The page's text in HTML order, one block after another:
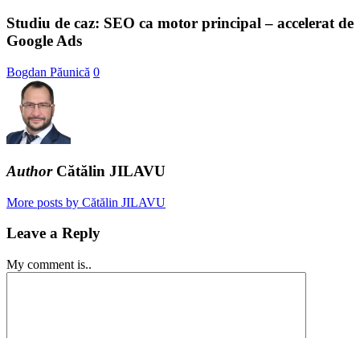
SEO
Studiu de caz: SEO ca motor principal – accelerat de
Google Ads
Bogdan Păunică 0
AuthorCătălin JILAVU
More posts by Cătălin JILAVU
Leave a Reply
My comment is..